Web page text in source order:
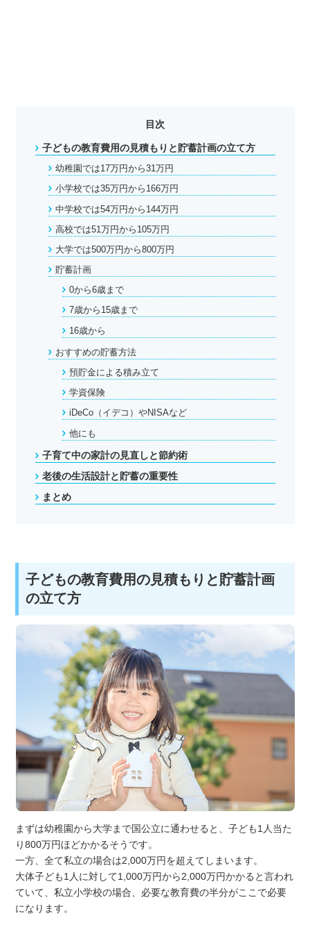
目次
子どもの教育費用の見積もりと貯蓄計画の立て方
幼稚園では17万円から31万円
小学校では35万円から166万円
中学校では54万円から144万円
高校では51万円から105万円
大学では500万円から800万円
貯蓄計画
0から6歳まで
7歳から15歳まで
16歳から
おすすめの貯蓄方法
預貯金による積み立て
学資保険
iDeCo（イデコ）やNISAなど
他にも
子育て中の家計の見直しと節約術
老後の生活設計と貯蓄の重要性
まとめ
子どもの教育費用の見積もりと貯蓄計画
の立て方
まずは幼稚園から大学まで国公立に通わせると、子ども1人当た
り800万円ほどかかるそうです。
一方、全て私立の場合は2,000万円を超えてしまいます。
大体子ども1人に対して1,000万円から2,000万円かかると言われ
ていて、私立小学校の場合、必要な教育費の半分がここで必要
になります。